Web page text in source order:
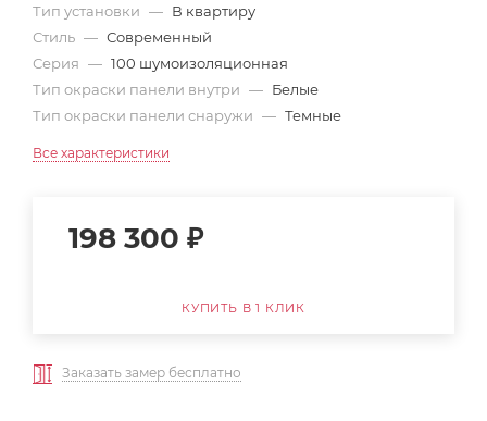
Тип установки — В квартиру
Стиль — Современный
Серия — 100 шумоизоляционная
Тип окраски панели внутри — Белые
Тип окраски панели снаружи — Темные
Все характеристики
198 300 ₽
КУПИТЬ В 1 КЛИК
Заказать замер бесплатно